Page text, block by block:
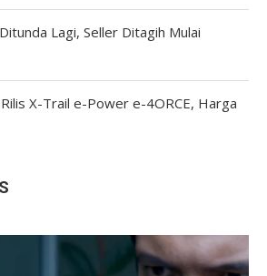
Lagi, Seller Ditagih Mulai
X-Trail e-Power e-4ORCE, Harga